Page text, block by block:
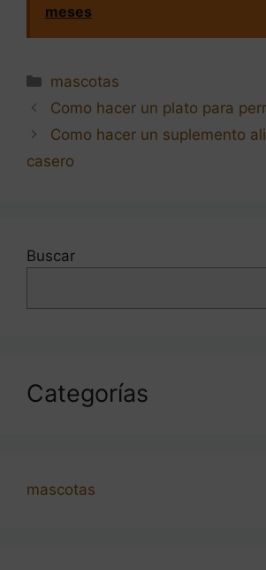
meses
Categorías
mascotas
Navegación
de
Como hacer un plato para
Como hacer un suplemento
casero
Buscar
Categorías
mascotas